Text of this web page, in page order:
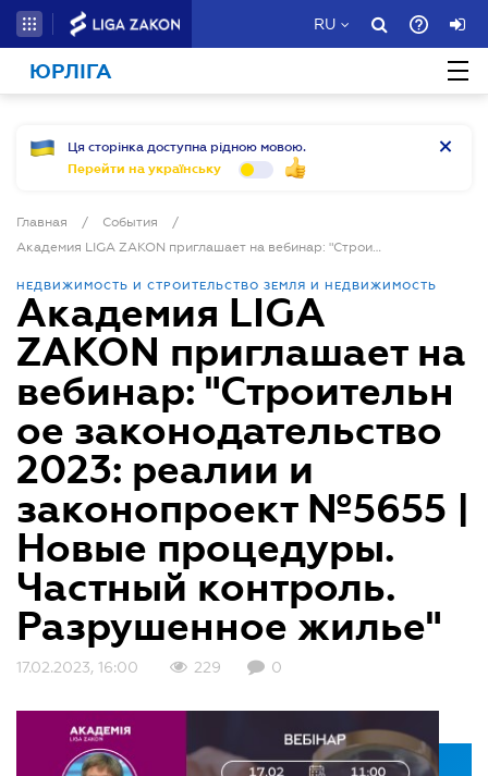
RU
ЮРЛІГА
Ця сторінка доступна рідною мовою.
Перейти на українську
Главная / События
/
Академия LIGA ZAKON приглашает на вебинар: "Строительное законодательство 2023: реалии и законопроект №5655 | Новые процедуры. Частный контроль. Разрушенное жилье"
НЕДВИЖИМОСТЬ И СТРОИТЕЛЬСТВО ЗЕМЛЯ И НЕДВИЖИМОСТЬ
Академия LIGA
ZAKON приглашает на
вебинар: "Строительн
ое законодательство
2023: реалии и
законопроект №5655 |
Новые процедуры.
Частный контроль.
Разрушенное жилье"
17.02.2023, 16:00 229 0